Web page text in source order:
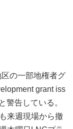
の一部地権者グ
grant iss
警告している。
来週現場から撤